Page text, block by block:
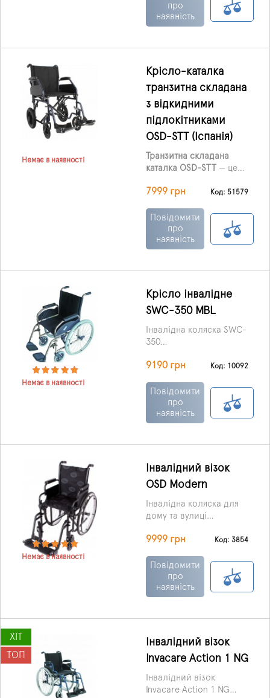
коляска, що рухається з
використанням сили
м'язів і призначена для
обмеженою руховою
функцією.
про
наявність
Немає в наявності
Крісло-каталка
транзитна складана
з відкидними
підлокітниками
OSD-STT (Іспанія)
Транзитна складана
каталка OSD-STT
— це
переміщення людей з
як у приміщенні, так і
поза ним. Модель
розрахована на
користувача.
7999 грн Код: 51579
Повідомити
про
наявність
Немає в наявності
Крісло інвалідне
SWC-350 MBL
Інвалідна коляска SWC-
350
економічна та надійна її
для пересування в
приміщеннях та на
вулиці.
Крісло виготовлене в
порошковим покриттям
оснащене двома
відкидними
оснащені складними
опорними опорами
стопи.
9190 грн Код: 10092
Повідомити
про
наявність
Немає в наявності
Інвалідний візок
OSD Modern
Інвалідна коляска для
дому та вулиці
відкидними
відкидними та
швидкознімними
підніжками, що
9999 грн Код: 3854
Повідомити
про
наявність
ХІТ
ТОП
Інвалідний візок
Invacare Action 1 NG
Інвалідний візок
Invacare Action 1 NG